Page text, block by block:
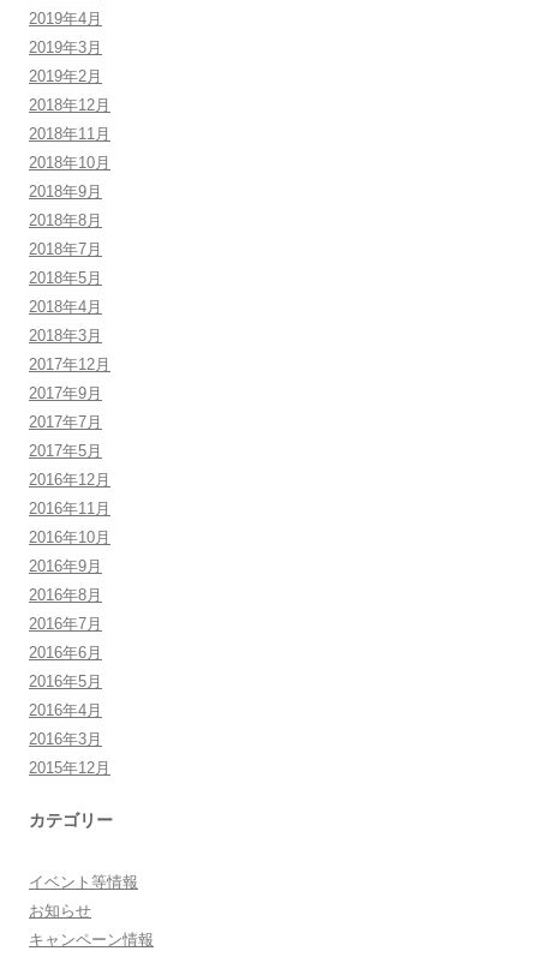
2019年4月
2019年3月
2019年2月
2018年12月
2018年11月
2018年10月
2018年9月
2018年8月
2018年7月
2018年5月
2018年4月
2018年3月
2017年12月
2017年9月
2017年7月
2017年5月
2016年12月
2016年11月
2016年10月
2016年9月
2016年8月
2016年7月
2016年6月
2016年5月
2016年4月
2016年3月
2015年12月
カテゴリー
イベント等情報
お知らせ
キャンペーン情報